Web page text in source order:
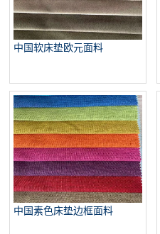
中国软床垫欧元面料
中国素色床垫边框面料